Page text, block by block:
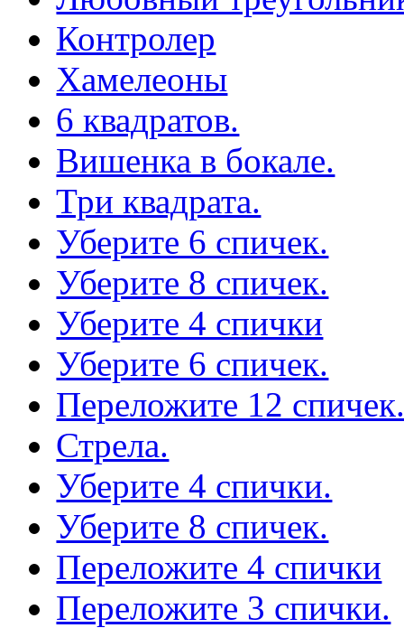
Контролер
Хамелеоны
6 квадратов.
Вишенка в бокале.
Три квадрата.
Уберите 6 спичек.
Уберите 8 спичек.
Уберите 4 спички
Уберите 6 спичек.
Переложите 12
Стрела.
Уберите 4 спички.
Уберите 8 спичек.
Переложите 4 спички
Переложите 3 спички.